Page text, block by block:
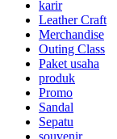
karir
Leather Craft
Merchandise
Outing Class
Paket usaha
produk
Promo
Sandal
Sepatu